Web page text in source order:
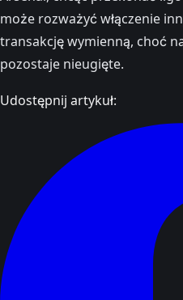
może rozważyć włączenie
transakcję wymienną, choć
pozostaje nieugięte.
Udostępnij artykuł: